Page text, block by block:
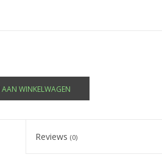
WINKELWAGEN
Reviews (0)